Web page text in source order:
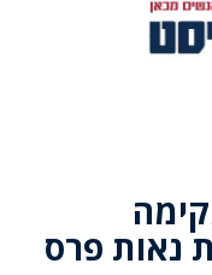
נאות פרס